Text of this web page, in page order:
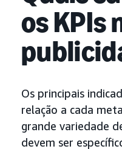
os KPIs
Os principais
relação a cada
grande variedade
devem ser